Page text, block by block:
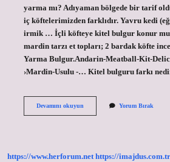
yarma mı? Adıyaman bölgede bir tarif
iç köftelerimizden farklıdır. Yavru kedi
irmik … İçli köfteye kitel bulgur konur
mardin tarzı et topları; 2 bardak köfte
Yarma Bulgur.Andarin-Meatball-Kit-
›Mardin-Usulu -… Kitel bulguru farkı
Devamını okuyunKitel
Yorum Bırak
https://www.herforum.net https://imajdus.com.tr